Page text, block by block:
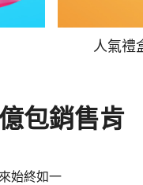
人氣禮
包銷售肯
始終如一